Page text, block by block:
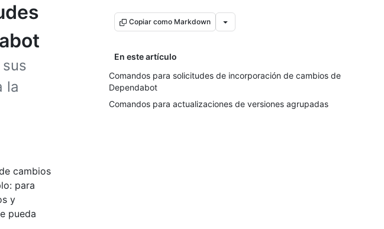
la
Copiar como Markdown
En este artículo
Comandos para solicitudes de incorporación de cambios de
Dependabot
Comandos para actualizaciones de versiones agrupadas
cambios
para
y
pueda